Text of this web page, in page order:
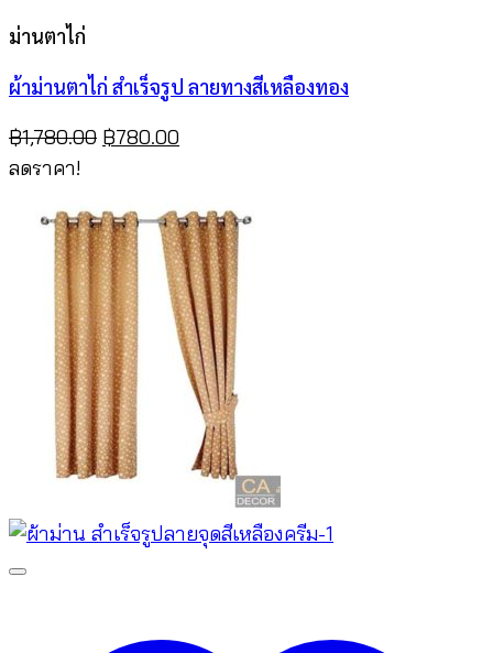
ม่านตาไก่
ผ้าม่านตาไก่ สำเร็จรูป ลายทางสีเหลืองทอง
฿1,780.00 Original
฿1,780.00.
฿780.00
฿780.00.
ลดราคา!